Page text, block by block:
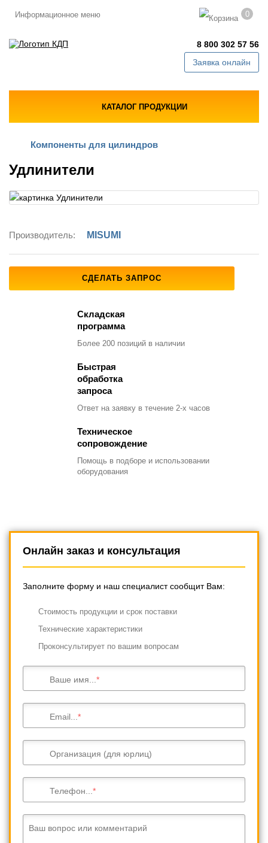
Информационное меню 0
8 800 302 57 56
Заявка онлайн
КАТАЛОГ ПРОДУКЦИИ
Компоненты для цилиндров
Удлинители
Производитель: MISUMI
СДЕЛАТЬ ЗАПРОС
Складская
программа
Более 200 позиций в наличии
Быстрая
обработка
запроса
Ответ на заявку в течение 2-х часов
Техническое
сопровождение
Помощь в подборе и использовании
оборудования
Онлайн заказ и консультация
Заполните форму и наш специалист сообщит Вам:
Cтоимость продукции и срок поставки
Технические характеристики
Проконсультирует по вашим вопросам
Ваше имя...
Email...
Организация (для юрлиц)
Телефон...
Ваш вопрос или комментарий